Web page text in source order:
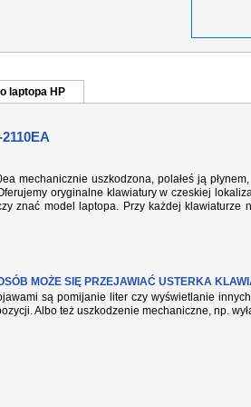
laptopa HP
mechanicznie uszkodzona, polałeś ją
oryginalne klawiatury w czeskiej
znać model laptopa. Przy każdej
MOŻE SIĘ PRZEJAWIAĆ USTERKA
są pomijanie liter czy wyświetlanie
Albo też uszkodzenie mechaniczne, np.